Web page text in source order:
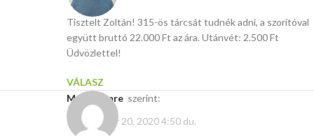
Tisztelt Zoltán! 315-ös tárcsát tudnék adni, a szorítóval
együtt bruttó 22.000 Ft az ára. Utánvét: 2.500 Ft
Üdvözlettel!
VÁLASZ
Molnár Imre szerint:
szeptember 20, 2020 4:50 du.